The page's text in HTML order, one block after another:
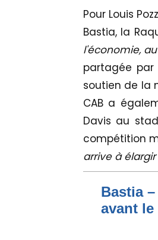
Pour Louis
Bastia, la
l'économie,
partagée par
soutien de la
CAB a
Davis au
compétition
arrive à
Bastia
avant